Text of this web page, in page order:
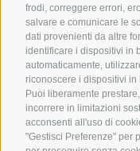
frodi, correggere errori,
salvare e comunicare le
dati provenienti da altre
identificare i dispositivi in
automaticamente,
riconoscere i dispositivi
Puoi liberamente
incorrere in limitazioni
acconsenti all'uso di
"Gestisci Preferenze" per
I